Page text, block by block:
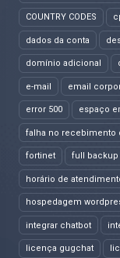
COUNTRY CODES
dados da conta
domínio adicional
e-mail email
error 500 espaço
falha no recebimento
fortinet full backup
horário de
hospedagem
integrar chatbot
licença gugchat